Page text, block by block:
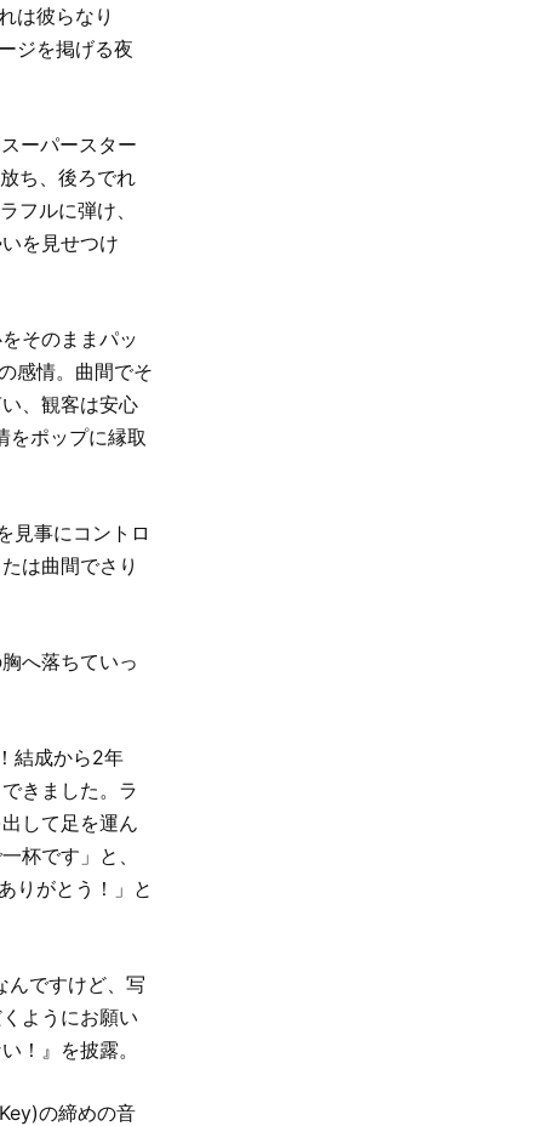
は彼らなり
ジを掲げる夜
ーパースター
ち、後ろでれ
フルに弾け、
を見せつけ
そのままパッ
感情。曲間でそ
、観客は安心
をポップに縁取
見事にコントロ
は曲間でさり
へ落ちていっ
結成から2年
きました。ラ
して足を運ん
杯です」と、
りがとう！」と
んですけど、写
ようにお願い
！』を披露。
の締めの音